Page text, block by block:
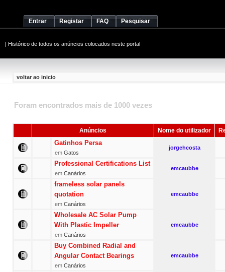
Entrar Registar FAQ Pesquisar
| Histórico de todos os anúncios colocados neste portal
voltar ao inicio
Foram encontrados mais de 1000 vezes
Anúncios Nome do utilizador
Gatinhos Persa
em Gatos
jorgehcosta
Professional Certifications List
em Canários
emcaubbe
frameless solar panels
quotation
em Canários
emcaubbe
Wholesale AC Solar Pump
With Plastic Impeller
em Canários
emcaubbe
Buy Combined Radial and
Angular Contact Bearings
em Canários
emcaubbe